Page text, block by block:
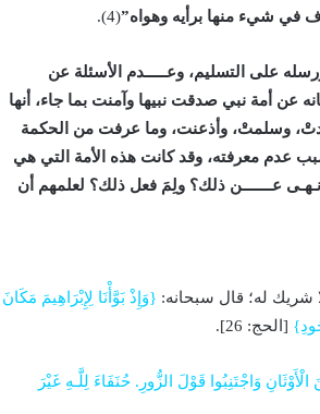
في شيء منها برأيه وهواه”(4).
على التسليم، وعـــــدم الأسئلة عن
عن أمة نبي صدقت نبيها وآمنت بما جاء، أنها
وسلمتْ، وأذعنت، وما عرفت من الحكمة
عدم معرفته، وقد كانت هذه الأمة التي هي
عـــــــن ذلك؟ ولِمَ فعل ذلك؟ لعلمهم أن
لا شريك له؛ قال سبحانه: {وَإِذْ بَوَّأْنَا لِإِبْرَاهِيمَ مَكَانَ
[الحج: 26].
وَاجْتَنِبُوا قَوْلَ الزُّورِ. حُنَفَاءَ لِلَّـهِ غَيْرَ